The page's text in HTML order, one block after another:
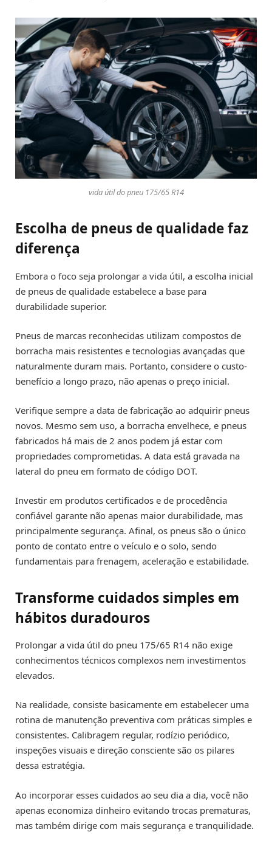
vida útil do pneu 175/65 R14
Escolha de pneus de qualidade faz
diferença
Embora o foco seja prolongar a vida útil, a escolha inicial
de pneus de qualidade estabelece a base para
durabilidade superior.
Pneus de marcas reconhecidas utilizam compostos de
borracha mais resistentes e tecnologias avançadas que
naturalmente duram mais. Portanto, considere o custo-
benefício a longo prazo, não apenas o preço inicial.
Verifique sempre a data de fabricação ao adquirir pneus
novos. Mesmo sem uso, a borracha envelhece, e pneus
fabricados há mais de 2 anos podem já estar com
propriedades comprometidas. A data está gravada na
lateral do pneu em formato de código DOT.
Investir em produtos certificados e de procedência
confiável garante não apenas maior durabilidade, mas
principalmente segurança. Afinal, os pneus são o único
ponto de contato entre o veículo e o solo, sendo
fundamentais para frenagem, aceleração e estabilidade.
Transforme cuidados simples em
hábitos duradouros
Prolongar a vida útil do pneu 175/65 R14 não exige
conhecimentos técnicos complexos nem investimentos
elevados.
Na realidade, consiste basicamente em estabelecer uma
rotina de manutenção preventiva com práticas simples e
consistentes. Calibragem regular, rodízio periódico,
inspeções visuais e direção consciente são os pilares
dessa estratégia.
Ao incorporar esses cuidados ao seu dia a dia, você não
apenas economiza dinheiro evitando trocas prematuras,
mas também dirige com mais segurança e tranquilidade.